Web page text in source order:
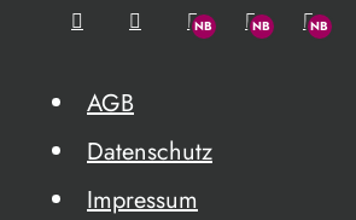
AGB
Datenschutz
Impressum